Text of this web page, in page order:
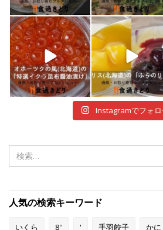
1月 7 1月 5
shokutuu_kidori
12月 29
shokutuu_kidori
12月 28
Instagramでフォ
索:
人気の検索キーワード
いくら 8'' ' 手羽餃子 かに